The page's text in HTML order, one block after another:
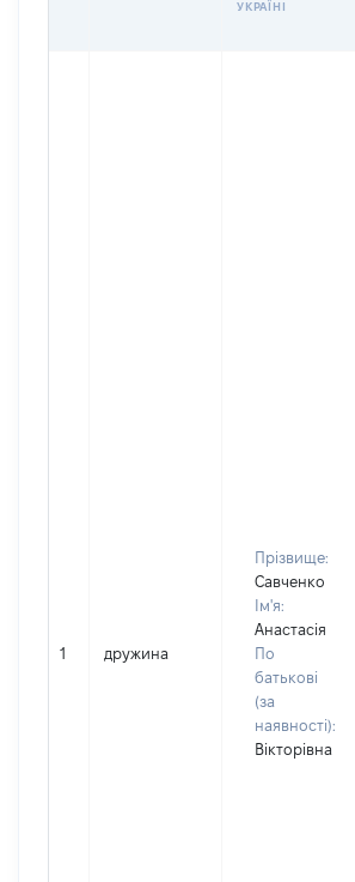
УКРАЇНІ
1 дружина
Прізвище:
Савченко
Ім'я:
Анастасія
По
батькові
(за
наявності):
Вікторівна